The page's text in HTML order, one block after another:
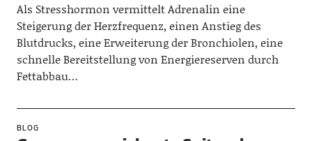
Als Stresshormon vermittelt Adrenalin eine
Steigerung der Herzfrequenz, einen Anstieg des
Blutdrucks, eine Erweiterung der Bronchiolen, eine
schnelle Bereitstellung von Energiereserven durch
Fettabbau…
BLOG